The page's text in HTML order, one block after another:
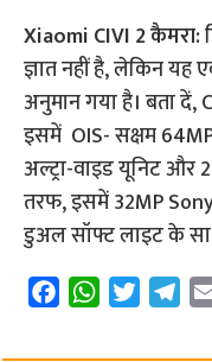
Xiaomi CIVI 2 कैमरा:
ज्ञात नहीं है, लेकिन
अनुमान गया है। बता दें,
इसमें OIS- सक्षम
अल्ट्रा-वाइड यूनिट
तरफ, इसमें 32MP
डुअल सॉफ्ट लाइट के
c
W
a
i
l